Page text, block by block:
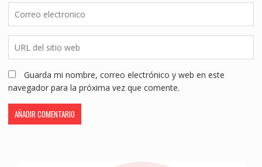
Guarda mi nombre, correo electrónico y web en este
navegador para la próxima vez que comente.